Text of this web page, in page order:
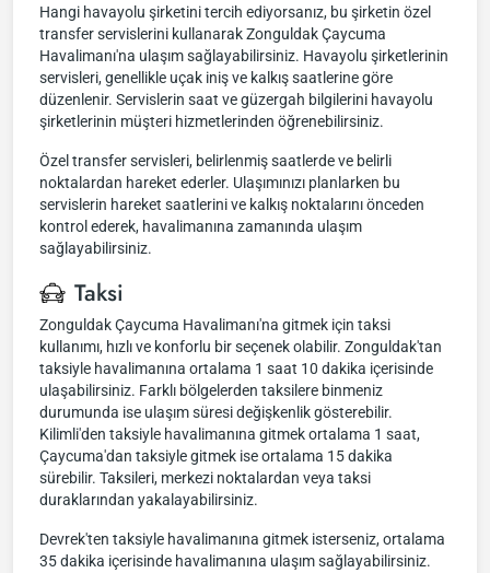
Hangi havayolu şirketini tercih ediyorsanız, bu şirketin özel
transfer servislerini kullanarak Zonguldak Çaycuma
Havalimanı'na ulaşım sağlayabilirsiniz. Havayolu şirketlerinin
servisleri, genellikle uçak iniş ve kalkış saatlerine göre
düzenlenir. Servislerin saat ve güzergah bilgilerini havayolu
şirketlerinin müşteri hizmetlerinden öğrenebilirsiniz.
Özel transfer servisleri, belirlenmiş saatlerde ve belirli
noktalardan hareket ederler. Ulaşımınızı planlarken bu
servislerin hareket saatlerini ve kalkış noktalarını önceden
kontrol ederek, havalimanına zamanında ulaşım
sağlayabilirsiniz.
Taksi
Zonguldak Çaycuma Havalimanı'na gitmek için taksi
kullanımı, hızlı ve konforlu bir seçenek olabilir. Zonguldak'tan
taksiyle havalimanına ortalama 1 saat 10 dakika içerisinde
ulaşabilirsiniz. Farklı bölgelerden taksilere binmeniz
durumunda ise ulaşım süresi değişkenlik gösterebilir.
Kilimli'den taksiyle havalimanına gitmek ortalama 1 saat,
Çaycuma'dan taksiyle gitmek ise ortalama 15 dakika
sürebilir. Taksileri, merkezi noktalardan veya taksi
duraklarından yakalayabilirsiniz.
Devrek'ten taksiyle havalimanına gitmek isterseniz, ortalama
35 dakika içerisinde havalimanına ulaşım sağlayabilirsiniz.